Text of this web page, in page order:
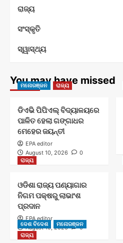
ରାଜ୍ୟ
ସଂସ୍କୃତି
ସ୍ୱାସ୍ଥ୍ୟ
You may have missed
ମନୋରଞ୍ଜନ ରାଜ୍ୟ
ଡିଏଭି ପିପିଏଲ୍ ବିଦ୍ୟାଳୟରେ
ପାଳିତ ହେଲା ଗଙ୍ଗାଧର
ମେହେର ଜୟନ୍ତୀ
EPA editor
August 10, 2026
0
ରାଜ୍ୟ
ଓଡିଶା ରାଜ୍ୟ ପଣ୍ୟାଗାର
ନିଗମ ପକ୍ଷରୁ ଲାଭାଂଶ
ପ୍ରଦାନ
EPA editor
August 10, 2026
0
ଦେଶ ବିଦେଶ
ମନୋରଞ୍ଜନ
ରାଜ୍ୟ